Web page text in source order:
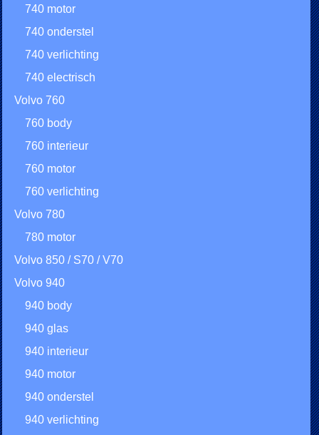
740 motor
740 onderstel
740 verlichting
740 electrisch
Volvo 760
760 body
760 interieur
760 motor
760 verlichting
Volvo 780
780 motor
Volvo 850 / S70 / V70
Volvo 940
940 body
940 glas
940 interieur
940 motor
940 onderstel
940 verlichting